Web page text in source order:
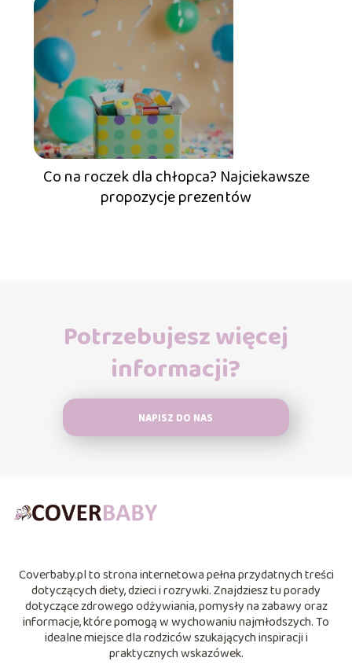
Co na roczek dla chłopca? Najciekawsze
propozycje prezentów
Potrzebujesz więcej
informacji?
NAPISZ DO NAS
Coverbaby.pl to strona internetowa pełna przydatnych treści
dotyczących diety, dzieci i rozrywki. Znajdziesz tu porady
dotyczące zdrowego odżywiania, pomysły na zabawy oraz
informacje, które pomogą w wychowaniu najmłodszych. To
idealne miejsce dla rodziców szukających inspiracji i
praktycznych wskazówek.